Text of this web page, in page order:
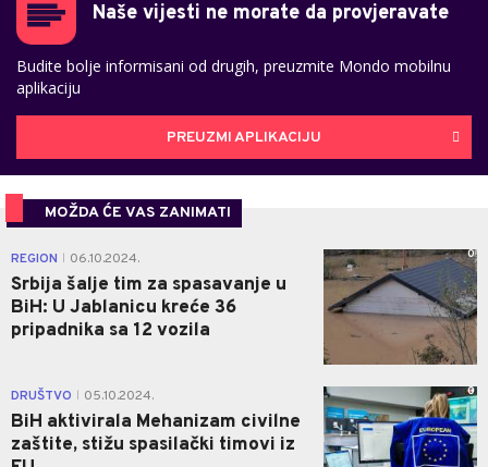
Naše vijesti ne morate da provjeravate
Budite bolje informisani od drugih, preuzmite Mondo mobilnu
aplikaciju
PREUZMI APLIKACIJU
MOŽDA ĆE VAS ZANIMATI
REGION 06.10.2024.
Srbija šalje tim za spasavanje u
BiH: U Jablanicu kreće 36
pripadnika sa 12 vozila
0
DRUŠTVO 05.10.2024.
BiH aktivirala Mehanizam civilne
zaštite, stižu spasilački timovi iz
0